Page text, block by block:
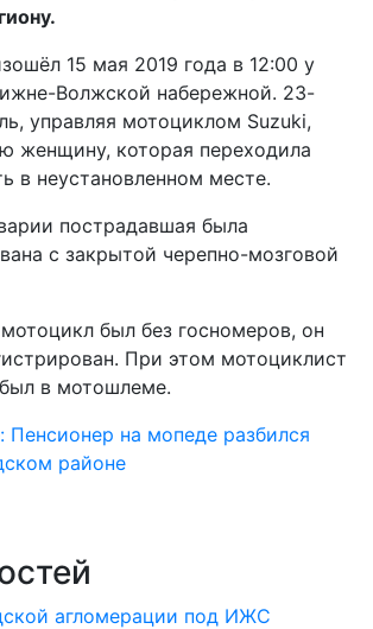
15 мая 2019 года в 12:00 у
Волжской набережной. 23-
управляя мотоциклом Suzuki,
женщину, которая переходила
в неустановленном месте.
пострадавшая была
с закрытой черепно-мозговой
был без госномеров, он
При этом мотоциклист
в мотошлеме.
Пенсионер на мопеде разбился
районе